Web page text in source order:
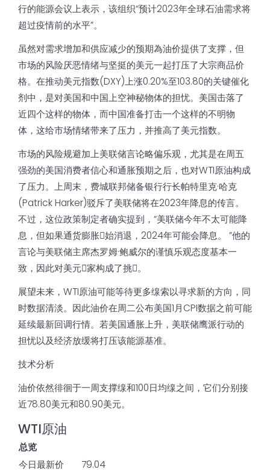
行的能源会议上表示，该组织“预计2023年全球石油需求将
超过疫情前的水平”。
虽然对需求增加和供应减少的预期為油价提供了支撑，但
市场的风险厌恶情绪与坚挺的美元一起打压了大宗商品价
格。在推动美元指数(DXY)上涨0.20%至103.80的关键催化
剂中，是对美国和中国上空神秘物体的担忧。美国击落了
近四个这样的物体，而中国准备打击一个这样的不明物
体，这给市场情绪带来了压力，并推高了美元指数。
市场的风险规避加上美联储言论略偏乐观，尤其是在周五
强劲的美国消费者信心和通胀预期之后，也对WTI原油构成
了压力。上周末，费城联邦储备银行行长帕特里克·哈克
(Patrick Harker)驳斥了美联储将在2023年降息的传言。
不过，这位政策制定者确实提到，“美联储今年不太可能降
息，但如果通货膨胀𫔭始消退，2024年可能会降息。 ”他的
言论与美联储主席杰罗姆·鲍威尔的谨慎乐观态度基本一
致，因此对美元𧹒家构成了挑𢧐。
展望未来，WTI原油可能等待更多缐索以寻求新的方向，同
时数据清淡。因此油价在周二公布美国1月CPI数据之前可能
延续最新回调行情。若美国通胀上升，美联储鹰派行动的
担忧以及经济放缓将打压该能源基准。
技术分析
油价依然徘徊于一周支撑缐和100日均缐之间，它们分别接
近78.80美元和80.90美元。
WTI原油
总览
今日最新价
79.04